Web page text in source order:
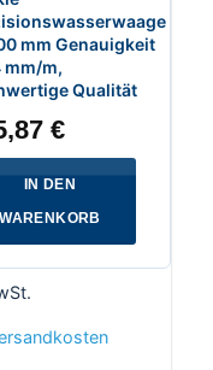
mm Genauigkeit
mm/m,
Qualität
€
IN DEN
WARENKORB